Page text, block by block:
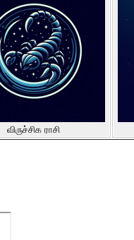
விருச்சிக ராசி